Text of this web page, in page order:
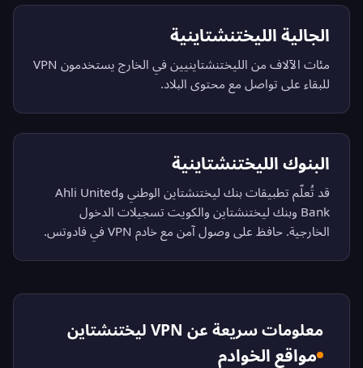
الجالية الليختنشتاينية
مئات الآلاف من الليختنشتاينيين في الخارج يستخدمون VPN
للبقاء على تواصل مع محتوى البلاد.
البنوك الليختنشتاينية
قد تُعلّم تطبيقات بنك ليختنشتاين الوطني وAhli United
Bank وبنك ليختنشتاين والكويت تسجيلات الدخول
الخارجية. حافظ على وصول آمن مع خادم VPN في فادوتس.
معلومات سريعة عن VPN ليختنشتاين
مواقع الخوادم